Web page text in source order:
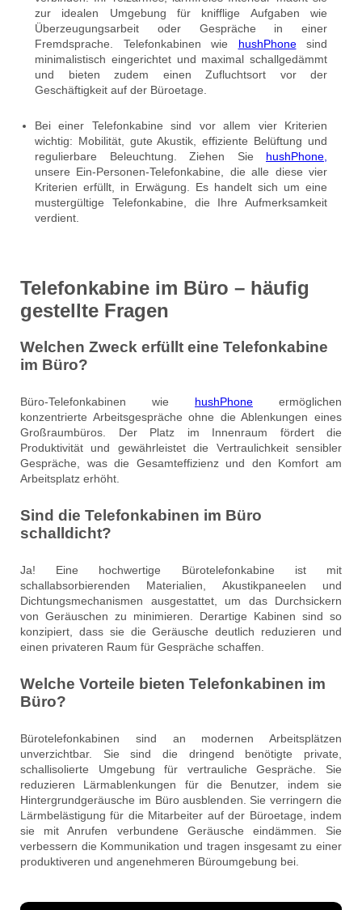
zur idealen Umgebung für knifflige Aufgaben wie
Überzeugungsarbeit oder Gespräche in einer
Fremdsprache. Telefonkabinen wie hushPhonesind
minimalistisch eingerichtet und maximal schallgedämmt
und bieten zudem einen Zufluchtsort vor der
Geschäftigkeit auf der Büroetage.
Bei einer Telefonkabine sind vor allem vier Kriterien
wichtig: Mobilität, gute Akustik, effiziente Belüftung und
regulierbare Beleuchtung. Ziehen Sie hushPhone,
unsere Ein-Personen-Telefonkabine, die alle diese vier
Kriterien erfüllt, in Erwägung. Es handelt sich um eine
mustergültige Telefonkabine, die Ihre Aufmerksamkeit
verdient.
Telefonkabine im Büro – häufig
gestellte Fragen
Welchen Zweck erfüllt eine Telefonkabine
im Büro?
Büro-Telefonkabinen wie hushPhone ermöglichen
konzentrierte Arbeitsgespräche ohne die Ablenkungen eines
Großraumbüros. Der Platz im Innenraum fördert die
Produktivität und gewährleistet die Vertraulichkeit sensibler
Gespräche, was die Gesamteffizienz und den Komfort am
Arbeitsplatz erhöht.
Sind die Telefonkabinen im Büro
schalldicht?
Ja! Eine hochwertige Bürotelefonkabine ist mit
schallabsorbierenden Materialien, Akustikpaneelen und
Dichtungsmechanismen ausgestattet, um das Durchsickern
von Geräuschen zu minimieren. Derartige Kabinen sind so
konzipiert, dass sie die Geräusche deutlich reduzieren und
einen privateren Raum für Gespräche schaffen.
Welche Vorteile bieten Telefonkabinen im
Büro?
Bürotelefonkabinen sind an modernen Arbeitsplätzen
unverzichtbar. Sie sind die dringend benötigte private,
schallisolierte Umgebung für vertrauliche Gespräche. Sie
reduzieren Lärmablenkungen für die Benutzer, indem sie
Hintergrundgeräusche im Büro ausblenden. Sie verringern die
Lärmbelästigung für die Mitarbeiter auf der Büroetage, indem
sie mit Anrufen verbundene Geräusche eindämmen. Sie
verbessern die Kommunikation und tragen insgesamt zu einer
produktiveren und angenehmeren Büroumgebung bei.